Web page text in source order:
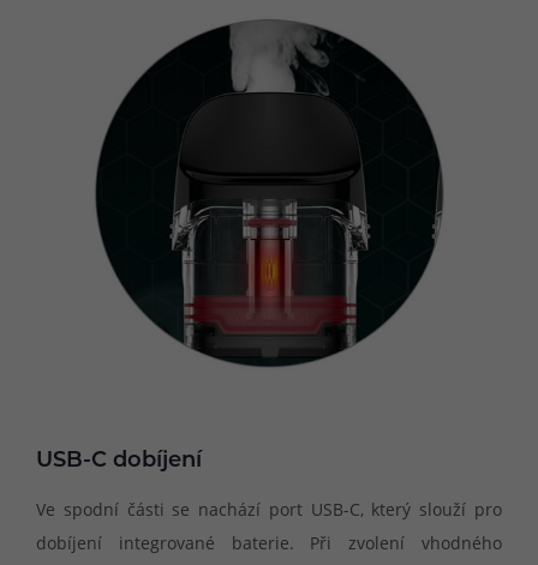
USB-C dobíjení
Ve spodní části se nachází port USB-C, který slouží pro
dobíjení integrované baterie. Při zvolení vhodného